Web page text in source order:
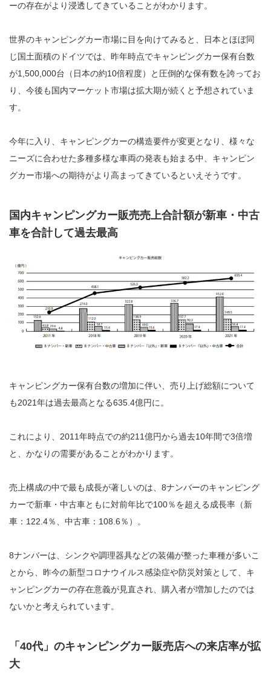
ーの存在がより浸透してきていることがわかります。
世界のキャンピングカー市場に目を向けてみると、日本とほぼ同
じ国土面積のドイツでは、昨年時点でキャンピングカー保有台数
が1,500,000台（日本の約10倍程度）と圧倒的な保有数を誇ってお
り、今後も国内マーケット市場は拡大期が続くと予想されていま
す。
今年に入り、キャンピングカーの構造要件が変更となり、様々な
ニーズに合わせた多種多様な車両の発表も始まる中、キャンピン
グカー市場への期待がより高まってきているといえそうです。
国内キャンピングカー販売売上合計額が新車・中古
車を合計して過去最高
キャンピングカー保有台数の増加に伴い、売り上げ総額について
も2021年は過去最高となる635.4億円に。
これにより、2011年時点での約211億円から過去10年間で3倍増
と、かなりの需要があることがわかります。
売上構成の中で最も成長が著しいのは、8ナンバーのキャンピング
カーで新車・中古車ともに対前年比で100％を超える成長率（新
車：122.4％、中古車：108.6％）。
8ナンバーは、シンクや調理器具などの装備が整った車種が多いこ
とから、昨今の新型コロナウイルス感染症や防災対策として、キ
ャンピングカーの存在意義が見直され、購入者が増加したのでは
ないかと考えられています。
「40代」のキャンピングカー販売店への来店率が拡
大